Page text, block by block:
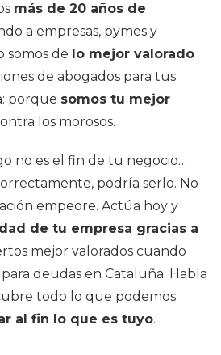
más de 20 años de
a empresas, pymes y
somos de lo mejor valorado
de abogados para tus
porque somos tu mejor
los morosos.
no es el fin de tu negocio…
podría serlo. No
empeore. Actúa hoy y
de tu empresa gracias a
mejor valorados cuando
deudas en Cataluña. Habla
todo lo que podemos
al fin lo que es tuyo.